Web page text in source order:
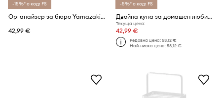
-15%* с код: FS
Органайзер за бюро Yamazaki Tower
42,99 €
-5%* с код: FS
Двойна купа за домашен любимец Yamazaki Tower 300 ml
Текуща цена:
42,99 €
Редовна цена:53,12 €
Най-ниска цена:53,12 €